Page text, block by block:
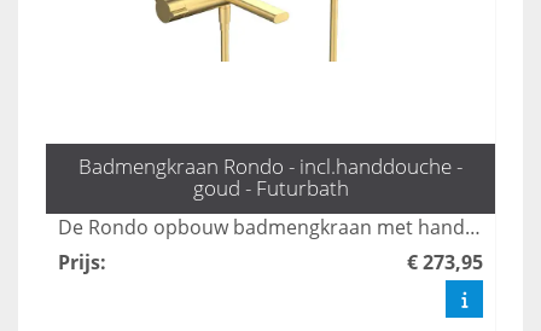
Badmengkraan Rondo - incl.handdouche -
goud - Futurbath
De Rondo opbouw badmengkraan met handdouche in mat goud biedt een stijlvolle en veelzijdige oplossing voor uw badkamer. Met drie standen zorgt deze kraan voor een comfortabele en aangepaste waterstroom, terwijl het luxe ontwerp een moderne uitstraling aan elke ruimte geeft. Geniet van zowel functionaliteit als elegantie met deze hoogwaardige mengkraan.
Prijs: € 273,95